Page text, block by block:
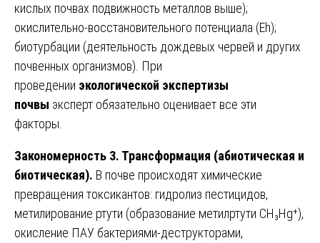
кислых почвах подвижность металлов выше);
окислительно-восстановительного потенциала (Eh);
биотурбации (деятельность дождевых червей и других
почвенных организмов). При
проведении экологической экспертизы
почвы эксперт обязательно оценивает все эти
факторы.
Закономерность 3. Трансформация (абиотическая и
биотическая). В почве происходят химические
превращения токсикантов: гидролиз пестицидов,
метилирование ртути (образование метилртути CH₃Hg⁺),
окисление ПАУ бактериями-деструкторами,